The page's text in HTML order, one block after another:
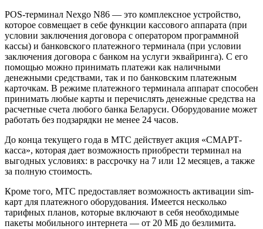
POS-терминал Nexgo N86 — это комплексное устройство,
которое совмещает в себе функции кассового аппарата (при
условии заключения договора с оператором программной
кассы) и банковского платежного терминала (при условии
заключения договора с банком на услуги эквайринга). С его
помощью можно принимать платежи как наличными
денежными средствами, так и по банковским платежным
карточкам. В режиме платежного терминала аппарат способен
принимать любые карты и перечислять денежные средства на
расчетные счета любого банка Беларуси. Оборудование может
работать без подзарядки не менее 24 часов.
До конца текущего года в МТС действует акция «СМАРТ-
касса», которая дает возможность приобрести терминал на
выгодных условиях: в рассрочку на 7 или 12 месяцев, а также
за полную стоимость.
Кроме того, МТС предоставляет возможность активации sim-
карт для платежного оборудования. Имеется несколько
тарифных планов, которые включают в себя необходимые
пакеты мобильного интернета — от 20 МБ до безлимита.